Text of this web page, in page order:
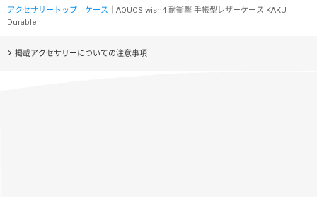
アクセサリートップ ケース ｜AQUOS wish4 耐衝撃 手帳型レザーケース KAKU
Durable
掲載アクセサリーについての注意事項